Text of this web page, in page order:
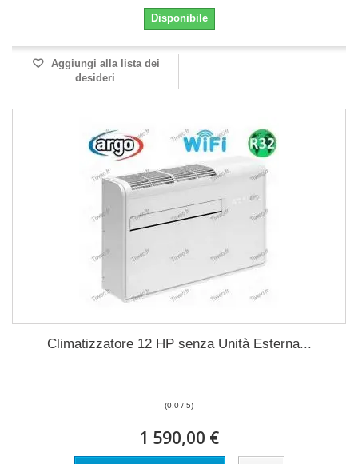
Disponibile
Aggiungi alla lista dei
desideri
Climatizzatore 12 HP senza Unità Esterna...
(0.0 / 5)
1 590,00 €